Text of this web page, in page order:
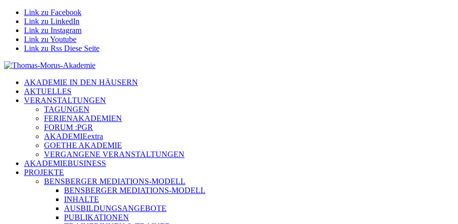
Link zu Facebook
Link zu LinkedIn
Link zu Instagram
Link zu Youtube
Link zu Rss Diese Seite
AKADEMIE IN DEN HÄUSERN
AKTUELLES
VERANSTALTUNGEN
TAGUNGEN
FERIENAKADEMIEN
FORUM :PGR
AKADEMIEextra
GOETHE AKADEMIE
VERGANGENE VERANSTALTUNGEN
AKADEMIEBUSINESS
PROJEKTE
BENSBERGER MEDIATIONS-MODELL
BENSBERGER MEDIATIONS-MODELL
INHALTE
AUSBILDUNGSANGEBOTE
PUBLIKATIONEN